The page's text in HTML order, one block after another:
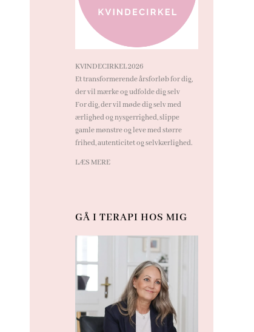
KVINDECIRKEL 2026
Et transformerende årsforløb for dig,
der vil mærke og udfolde dig selv
For dig, der vil møde dig selv med
ærlighed og nysgerrighed, slippe
gamle mønstre og leve med større
frihed, autenticitet og selvkærlighed.
LÆS MERE
GÅ I TERAPI HOS MIG